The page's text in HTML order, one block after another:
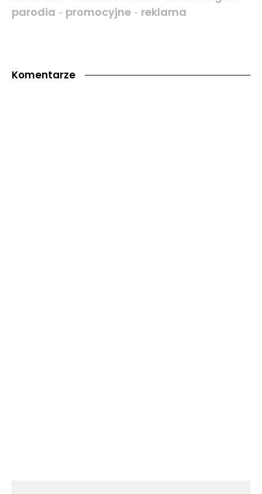
parodia - promocyjne - reklama
Komentarze